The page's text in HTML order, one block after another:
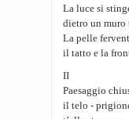
La luce si
dietro un muro
La pelle
il tatto e la
II
Paesaggio
il telo -